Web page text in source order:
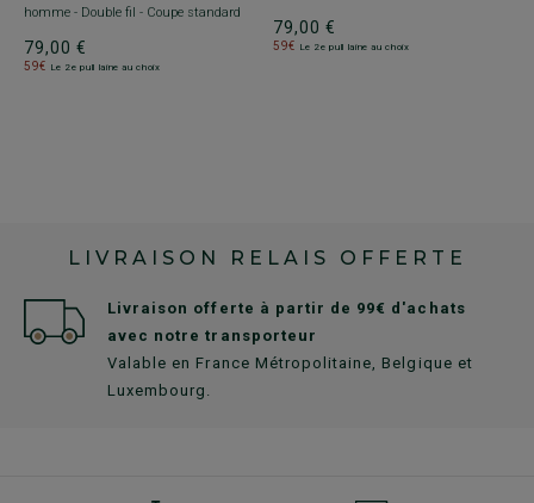
homme - Double fil - Coupe standard
79,00 €
59€ Le 2e pull laine au choix
79,00 €
59€ Le 2e pull laine au choix
LIVRAISON RELAIS OFFERTE
Livraison offerte à partir de 99€ d'achats
avec notre transporteur
Valable en France Métropolitaine, Belgique et
Luxembourg.